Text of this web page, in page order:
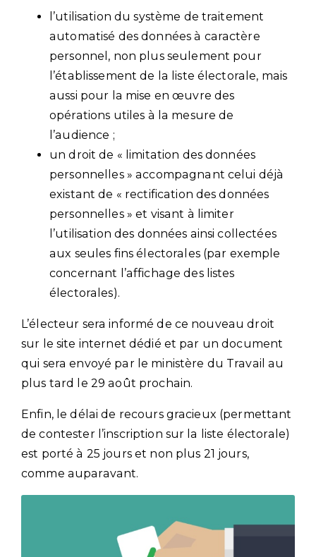
l’utilisation du système de traitement
automatisé des données à caractère
personnel, non plus seulement pour
l’établissement de la liste électorale, mais
aussi pour la mise en œuvre des
opérations utiles à la mesure de
l’audience ;
un droit de « limitation des données
personnelles » accompagnant celui déjà
existant de « rectification des données
personnelles » et visant à limiter
l’utilisation des données ainsi collectées
aux seules fins électorales (par exemple
concernant l’affichage des listes
électorales).
L’électeur sera informé de ce nouveau droit
sur le site internet dédié et par un document
qui sera envoyé par le ministère du Travail au
plus tard le 29 août prochain.
Enfin, le délai de recours gracieux (permettant
de contester l’inscription sur la liste électorale)
est porté à 25 jours et non plus 21 jours,
comme auparavant.